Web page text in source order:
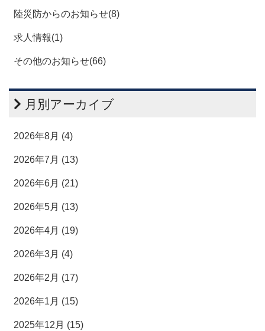
陸災防からのお知らせ(8)
求人情報(1)
その他のお知らせ(66)
月別アーカイブ
2026年8月 (4)
2026年7月 (13)
2026年6月 (21)
2026年5月 (13)
2026年4月 (19)
2026年3月 (4)
2026年2月 (17)
2026年1月 (15)
2025年12月 (15)